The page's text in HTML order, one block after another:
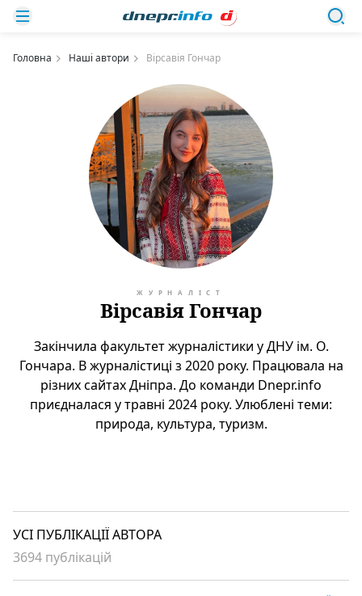
Головна Наші автори Вірсавія Гончар
ЖУРНАЛІСТ
Вірсавія Гончар
Закінчила факультет журналістики у ДНУ ім. О.
Гончара. В журналістиці з 2020 року. Працювала на
різних сайтах Дніпра. До команди Dnepr.info
приєдналася у травні 2024 року. Улюблені теми:
природа, культура, туризм.
УСІ ПУБЛІКАЦІЇ АВТОРА
3694 публікацій